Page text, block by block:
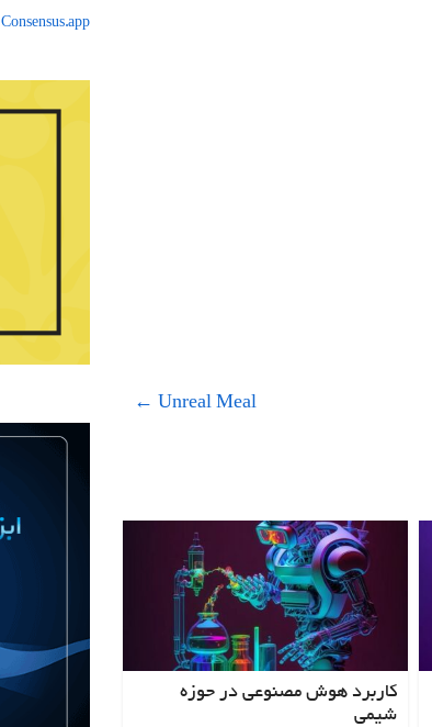
Unreal Meal
←
کاربرد هوش مصنوعی در حوزه
شیمی
Consensus.app